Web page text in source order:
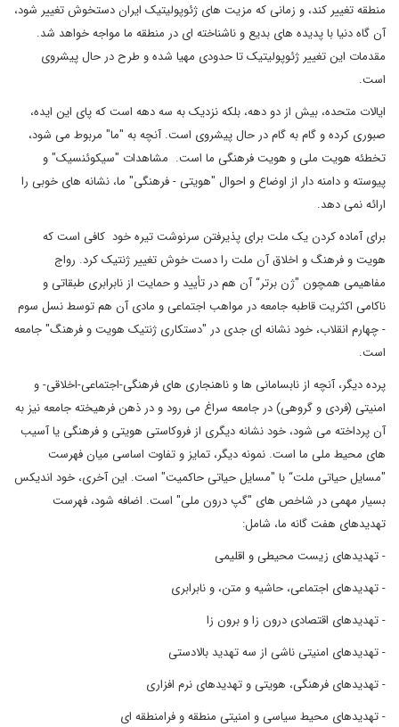
منطقه تغییر کند، و زمانی که مزیت های ژئوپولیتیک ایران دستخوش تغییر شود،
آن گاه دنیا با پدیده های بدیع و ناشناخته ای در منطقه ما مواجه خواهد شد.
مقدمات این تغییر ژئوپولیتیک تا حدودی مهیا شده و طرح در حال پیشروی
است.
ایالات متحده، بیش از دو دهه، بلکه نزدیک به سه دهه است که پای این ایده،
صبوری کرده و گام به گام در حال پیشروی است. آنچه به "ما" مربوط می شود،
تخطئه هویت ملی و هویت فرهنگی ما است. مشاهدات "سیکوئنسیک" و
پیوسته و دامنه دار از اوضاع و احوال "هویتی - فرهنگی" ما، نشانه های خوبی را
ارائه نمی دهد.
برای آماده کردن یک ملت برای پذیرفتن سرنوشت تیره خود کافی است که
هویت و فرهنگ و اخلاق آن ملت را دست خوش تغییر ژنتیک کرد. رواج
مفاهیمی همچون "ژن برتر“ آن هم در تأیید و حمایت از نابرابری طبقاتی و
ناکامی اکثریت قاطبه جامعه در مواهب اجتماعی و مادی آن هم توسط نسل سوم
- چهارم انقلاب، خود نشانه ای جدی در "دستکاری ژنتیک هویت و فرهنگ" جامعه
است.
پرده دیگر، آنچه از نابسامانی ها و ناهنجاری های فرهنگی-اجتماعی-اخلاقی- و
امنیتی (فردی و گروهی) در جامعه سراغ می رود و در ذهن فرهیخته جامعه نیز به
آن پرداخته می شود، خود نشانه دیگری از فروکاستی هویتی و فرهنگی یا آسیب
های محیط ملی ما است. نمونه دیگر، تمایز و تفاوت اساسی میان فهرست
"مسایل حیاتی ملت“ با "مسایل حیاتی حاکمیت" است. این آخری، خود اندیکس
بسیار مهمی در شاخص های "گپ درون ملی" است. اضافه شود، فهرست
تهدیدهای هفت گانه ما، شامل:
- تهدیدهای زیست محیطی و اقلیمی
- تهدیدهای اجتماعی، حاشیه و متن، و نابرابری
- تهدیدهای اقتصادی درون زا و برون زا
- تهدیدهای امنیتی ناشی از سه تهدید بالادستی
- تهدیدهای فرهنگی، هویتی و تهدیدهای نرم افزاری
- تهدیدهای محیط سیاسی و امنیتی منطقه و فرامنطقه ای